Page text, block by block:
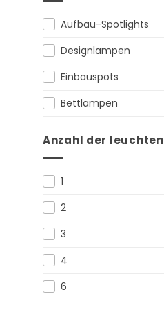
Aufbau-Spotlights
Designlampen
Einbauspots
Bettlampen
Anzahl der leuchten
1
2
3
4
6